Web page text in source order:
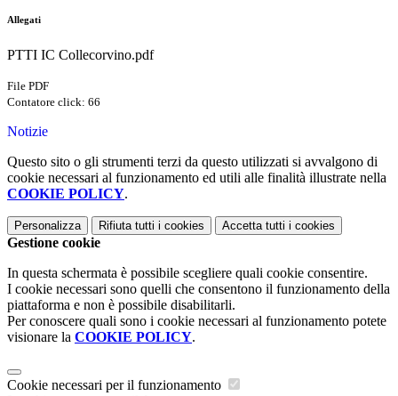
Allegati
PTTI IC Collecorvino.pdf
File PDF
Contatore click: 66
Notizie
Questo sito o gli strumenti terzi da questo utilizzati si avvalgono di
cookie necessari al funzionamento ed utili alle finalità illustrate nella
COOKIE POLICY.
Personalizza Rifiuta tutti i cookies Accetta tutti i cookies
Gestione cookie
In questa schermata è possibile scegliere quali cookie consentire.
I cookie necessari sono quelli che consentono il funzionamento della
piattaforma e non è possibile disabilitarli.
Per conoscere quali sono i cookie necessari al funzionamento potete
visionare la COOKIE POLICY.
Cookie necessari per il funzionamento